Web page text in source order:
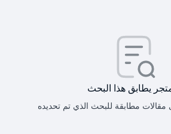
يطابق هذا البحث